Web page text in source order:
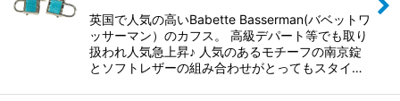
英国で人気の高いBabette Basserman(バベットワ
ッサーマン）のカフス。 高級デパート等でも取り
扱われ人気急上昇♪ 人気のあるモチーフの南京錠
とソフトレザーの組み合わせがとってもスタイ…